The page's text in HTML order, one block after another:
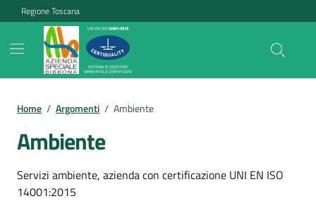
Vai ai contenuti
Vai al footer
Regione Toscana
Home / Argomenti / Ambiente
Ambiente
Dettagli dell'argomento
Servizi ambiente, azienda con certificazione UNI EN ISO
14001:2015